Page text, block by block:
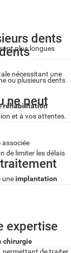
plus longues
nécessitant une
dents
ou plusieurs dents
réhabilitation
et à vos attentes.
ne peut
de limiter les délais
uneimplantation
chirurgie
expertise